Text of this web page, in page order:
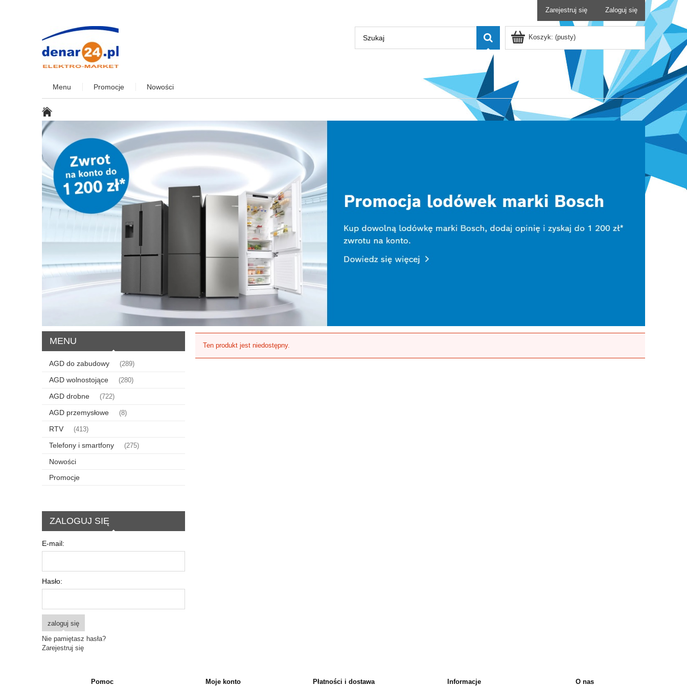
Zarejestruj się Zaloguj się
Koszyk: (pusty)
Menu Promocje Nowości
MENU
AGD do zabudowy (289)
AGD wolnostojące (280)
AGD drobne (722)
AGD przemysłowe (8)
RTV (413)
Telefony i smartfony (275)
Nowości
Promocje
ZALOGUJ SIĘ
E-mail:
Hasło:
zaloguj się
Nie pamiętasz hasła?
Zarejestruj się
Ten produkt jest niedostępny.
Pomoc Moje konto Płatności i dostawa Informacje O nas